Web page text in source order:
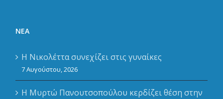
ΝΈΑ
Η Νικολέττα συνεχίζει στις γυναίκες
7 Αυγούστου, 2026
Η Μυρτώ Πανουτσοπούλου κερδίζει θέση στην